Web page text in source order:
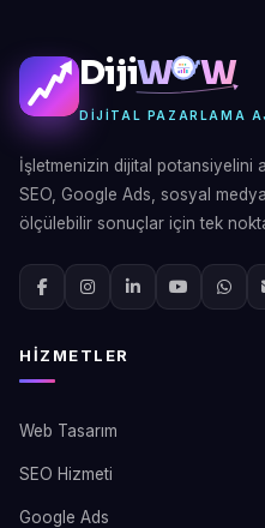
DijiW W
DIJITAL PAZARLAMA
İşletmenizin dijital potansiyelini
SEO, Google Ads, sosyal
ölçülebilir sonuçlar için tek
HIZMETLER
Web Tasarım
SEO Hizmeti
Google Ads